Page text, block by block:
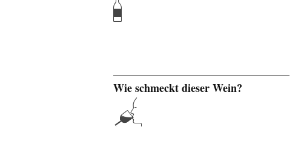
Wie schmeckt dieser Wein?